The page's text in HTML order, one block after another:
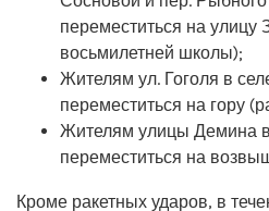
переместиться на
восьмилетней школы);
Жителям ул. Гоголя в
переместиться на гору
Жителям улицы Демина
переместиться на
Кроме ракетных ударов, в